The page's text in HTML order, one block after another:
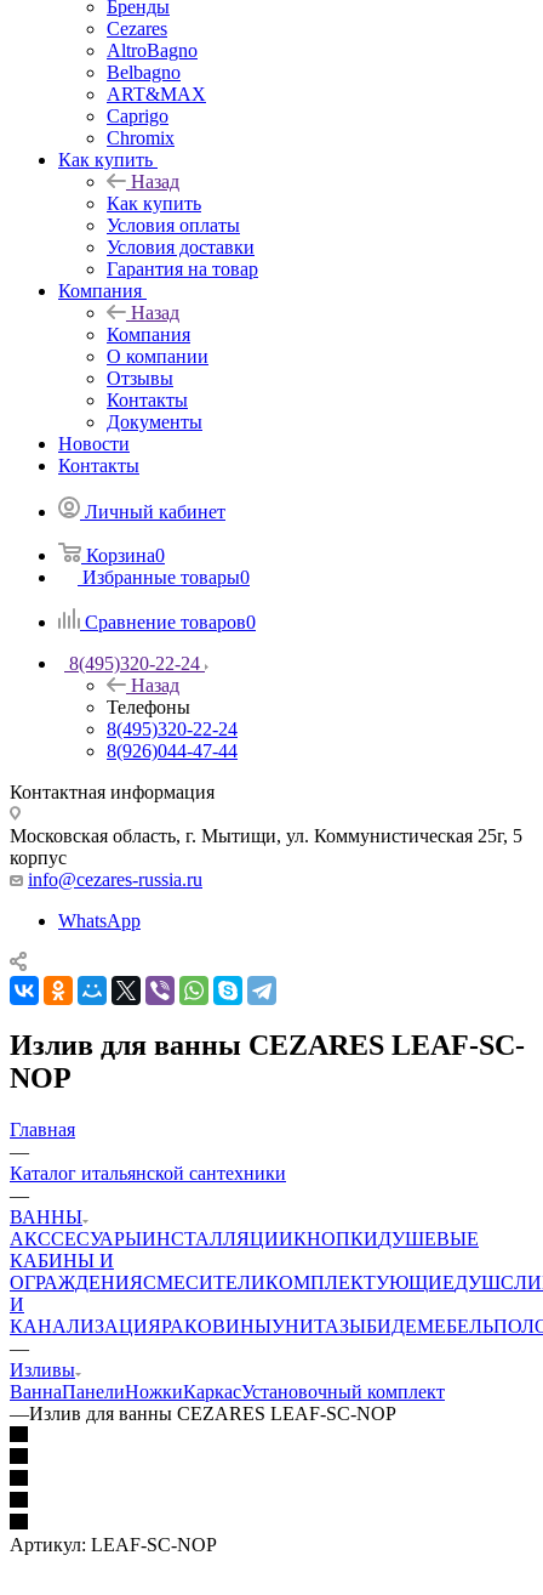
Бренды
Cezares
AltroBagno
Belbagno
ART&MAX
Caprigo
Chromix
Как купить
Назад
Как купить
Условия оплаты
Условия доставки
Гарантия на товар
Компания
Назад
Компания
О компании
Отзывы
Контакты
Документы
Новости
Контакты
Личный кабинет
Корзина0
Избранные товары0
Сравнение товаров0
8(495)320-22-24
Назад
Телефоны
8(495)320-22-24
8(926)044-47-44
Контактная информация
Московская область, г. Мытищи, ул. Коммунистическая 25г, 5
корпус
info@cezares-russia.ru
WhatsApp
Излив для ванны CEZARES LEAF-SC-
NOP
Главная
—
Каталог итальянской сантехники
—
ВАННЫ
АКССЕСУАРЫИНСТАЛЛЯЦИИКНОПКИДУШЕВЫЕ
КАБИНЫ И
ОГРАЖДЕНИЯСМЕСИТЕЛИКОМПЛЕКТУЮЩИЕДУШ
И
КАНАЛИЗАЦИЯРАКОВИНЫУНИТАЗЫБИДЕМЕБЕЛЬ
—
Изливы
ВаннаПанелиНожкиКаркасУстановочный комплект
—Излив для ванны CEZARES LEAF-SC-NOP
Артикул: LEAF-SC-NOP